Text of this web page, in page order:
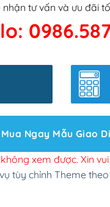
Code ngân hàng
kết google, cập nhật
slider chính (+200,000₫)
site Wordpress(+100,000₫)
đăng web(+300,000₫)
tuỳ chọn (+2,000,000₫)
tư vấn và ưu đãi
Mua Ngay Mẫu Giao
xem được. Xin
tùy chỉnh Theme